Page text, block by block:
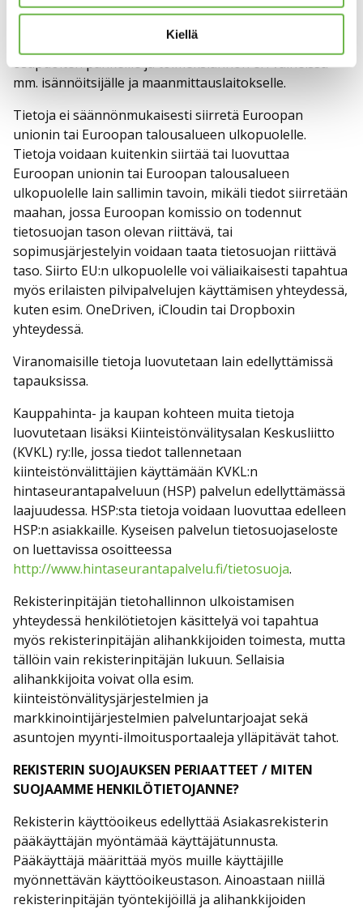
Kiellä
täyttyessä. Henkilötietoja voidaan luovuttaa siten
viranomaisille, kaupanteon yhteydessä kaupan
osapuolten pankeille ja toimeksiannon eri vaiheissa
mm. isännöitsijälle ja maanmittauslaitokselle.
Tietoja ei säännönmukaisesti siirretä Euroopan
unionin tai Euroopan talousalueen ulkopuolelle.
Tietoja voidaan kuitenkin siirtää tai luovuttaa
Euroopan unionin tai Euroopan talousalueen
ulkopuolelle lain sallimin tavoin, mikäli tiedot siirretään
maahan, jossa Euroopan komissio on todennut
tietosuojan tason olevan riittävä, tai
sopimusjärjestelyin voidaan taata tietosuojan riittävä
taso. Siirto EU:n ulkopuolelle voi väliaikaisesti tapahtua
myös erilaisten pilvipalvelujen käyttämisen yhteydessä,
kuten esim. OneDriven, iCloudin tai Dropboxin
yhteydessä.
Viranomaisille tietoja luovutetaan lain edellyttämissä
tapauksissa.
Kauppahinta- ja kaupan kohteen muita tietoja
luovutetaan lisäksi Kiinteistönvälitysalan Keskusliitto
(KVKL) ry:lle, jossa tiedot tallennetaan
kiinteistönvälittäjien käyttämään KVKL:n
hintaseurantapalveluun (HSP) palvelun edellyttämässä
laajuudessa. HSP:sta tietoja voidaan luovuttaa edelleen
HSP:n asiakkaille. Kyseisen palvelun tietosuojaseloste
on luettavissa osoitteessa
http://www.hintaseurantapalvelu.fi/tietosuoja.
Rekisterinpitäjän tietohallinnon ulkoistamisen
yhteydessä henkilötietojen käsittelyä voi tapahtua
myös rekisterinpitäjän alihankkijoiden toimesta, mutta
tällöin vain rekisterinpitäjän lukuun. Sellaisia
alihankkijoita voivat olla esim.
kiinteistönvälitysjärjestelmien ja
markkinointijärjestelmien palveluntarjoajat sekä
asuntojen myynti-ilmoitusportaaleja ylläpitävät tahot.
REKISTERIN SUOJAUKSEN PERIAATTEET / MITEN
SUOJAAMME HENKILÖTIETOJANNE?
Rekisterin käyttöoikeus edellyttää Asiakasrekisterin
pääkäyttäjän myöntämää käyttäjätunnusta.
Pääkäyttäjä määrittää myös muille käyttäjille
myönnettävän käyttöoikeustason. Ainoastaan niillä
rekisterinpitäjän työntekijöillä ja alihankkijoiden